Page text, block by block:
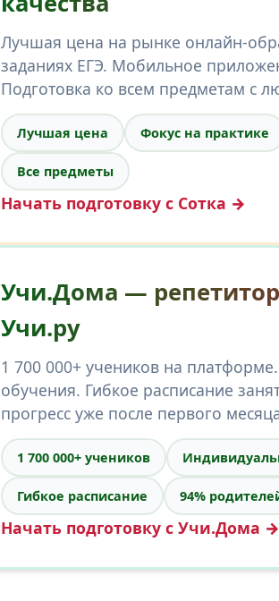
Лучшая цена на рынке онлайн-
заданиях ЕГЭ. Мобильное
Подготовка ко всем предметам с
Лучшая цена Фокус на практике
Все предметы
Начать подготовку с Сотка →
Учи.Дома —
Учи.ру
1 700 000+ учеников на
обучения. Гибкое расписание
прогресс уже после первого
1 700 000+ учеников
Гибкое расписание 94%
Начать подготовку с Учи.Дома →